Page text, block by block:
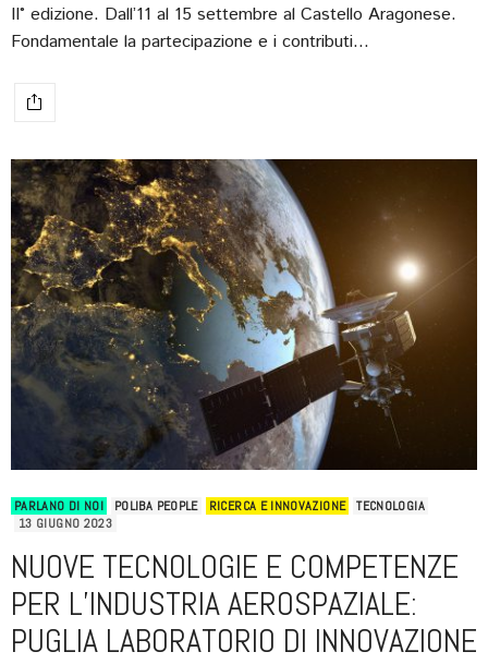
II° edizione. Dall’11 al 15 settembre al Castello Aragonese.
Fondamentale la partecipazione e i contributi…
PARLANO DI NOI POLIBA PEOPLE RICERCA E INNOVAZIONE
TECNOLOGIA
13 GIUGNO 2023
NUOVE TECNOLOGIE E COMPETENZE
PER L’INDUSTRIA AEROSPAZIALE:
PUGLIA LABORATORIO DI INNOVAZIONE